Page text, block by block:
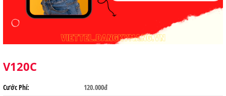
V120C
Cước Phí:
120.000đ